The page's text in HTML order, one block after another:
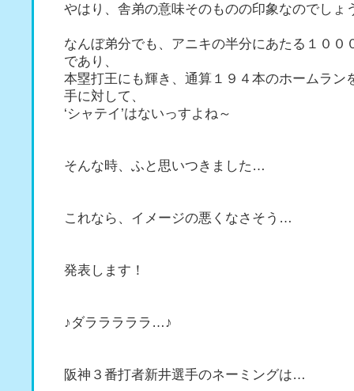
やはり、舎弟の意味そのものの印象なのでしょ
なんぼ弟分でも、アニキの半分にあたる１００
であり、
本塁打王にも輝き、通算１９４本のホームラン
手に対して、
‘シャテイ’はないっすよね～
そんな時、ふと思いつきました…
これなら、イメージの悪くなさそう…
発表します！
♪ダラララララ…♪
阪神３番打者新井選手のネーミングは…